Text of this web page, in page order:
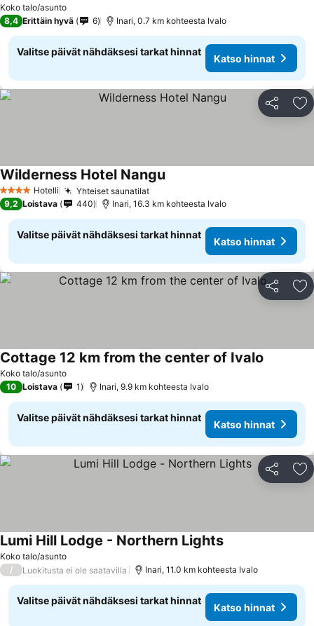
Koko talo/asunto
8,4 Erittäin hyvä 6 Inari, 0.7 km kohteesta Ivalo
Valitse päivät nähdäksesi tarkat hinnat
Katso hinnat
Jaa
4 Tähtiluokitus
Hotelli Yhteiset saunatilatKatso hinnat
Wilderness Hotel NanguKatso hinnat
9,2 Loistava 440 Inari, 16.3 km kohteesta Ivalo
Valitse päivät nähdäksesi tarkat hinnat
Katso hinnat
Jaa
Koko talo/asunto
Cottage 12 km from the center of Ivalo
10 Loistava 1 Inari, 9.9 km kohteesta Ivalo
Valitse päivät nähdäksesi tarkat hinnat
Katso hinnat
Jaa
Koko talo/asunto
Lumi Hill Lodge - Northern LightsKatso hinnat
/ Luokitusta ei ole saatavilla Inari, 11.0 km kohteesta Ivalo
Valitse päivät nähdäksesi tarkat hinnat
Katso hinnat